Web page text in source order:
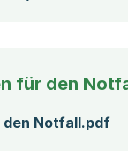
für den
Notfall.pdf